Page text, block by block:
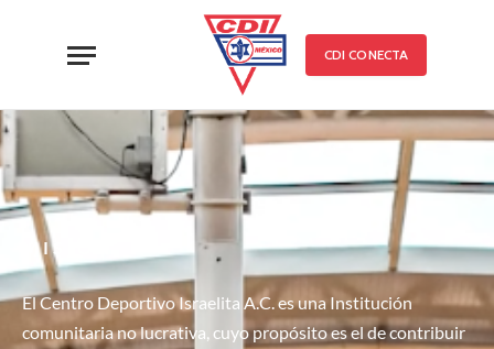
CDI CONECTA
MISIÓN
El Centro Deportivo Israelita A.C. es una Institución
comunitaria no lucrativa, cuyo propósito es el de contribuir